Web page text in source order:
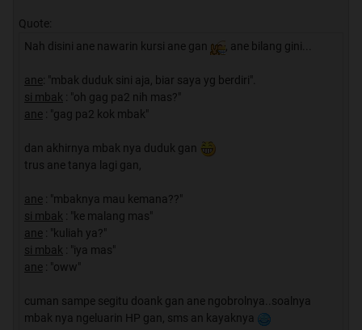
Quote:
Nah disini ane nawarin kursi ane gan
, ane bilang gini...
ane: "mbak duduk sini aja, biar saya yg berdiri".
si mbak : "oh gag pa2 nih mas?"
ane : "gag pa2 kok mbak"
dan akhirnya mbak nya duduk gan
trus ane tanya lagi gan,
ane : "mbaknya mau kemana??"
si mbak : "ke malang mas"
ane : "kuliah ya?"
si mbak : "iya mas"
ane : "oww"
cuman sampe segitu doank gan ane ngobrolnya..soalnya
mbak nya ngeluarin HP gan, sms an kayaknya